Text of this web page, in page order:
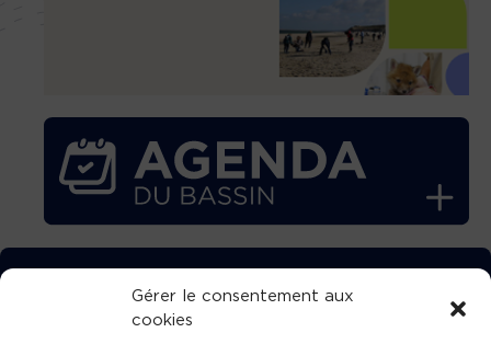
Gérer le consentement aux
cookies
TÉLÉCHARGEZ GRATUITEMENT
L’APPLICATION TVBA !